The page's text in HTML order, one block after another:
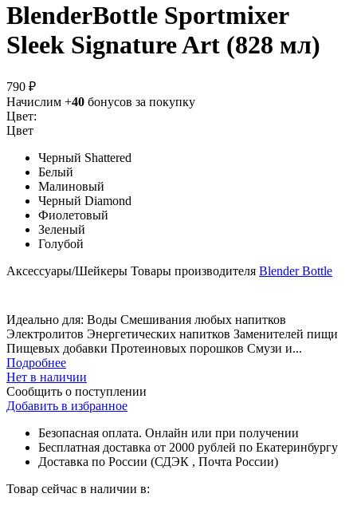
BlenderBottle Sportmixer
Sleek Signature Art (828 мл)
790 ₽
Начислим +40 бонусов за покупку
Цвет:
Цвет
Черный Shattered
Белый
Малиновый
Черный Diamond
Фиолетовый
Зеленый
Голубой
Аксессуары/Шейкеры Товары производителя Blender Bottle
Идеально для: Воды Смешивания любых напитков
Электролитов Энергетических напитков Заменителей пищи
Пищевых добавки Протеиновых порошков Смузи и...
Подробнее
Нет в наличии
Сообщить о поступлении
Добавить в избранное
Безопасная оплата. Онлайн или при получении
Бесплатная доставка от 2000 рублей по Екатеринбургу
Доставка по России (СДЭК , Почта России)
Товар сейчас в наличии в: